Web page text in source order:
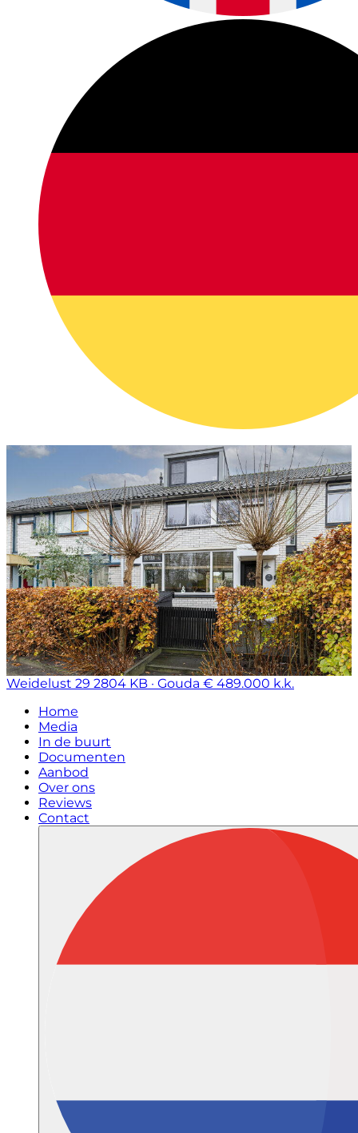
Weidelust 29 2804 KB · Gouda € 489.000 k.k.
Home
Media
In de buurt
Documenten
Aanbod
Over ons
Reviews
Contact